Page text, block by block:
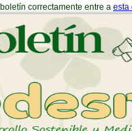
correctamente entre a esta